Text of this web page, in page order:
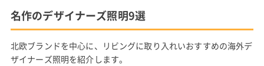
名作のデザイナーズ照明9選
北欧ブランドを中心に、リビングに取り入れいおすすめの海外デ
ザイナーズ照明を紹介します。